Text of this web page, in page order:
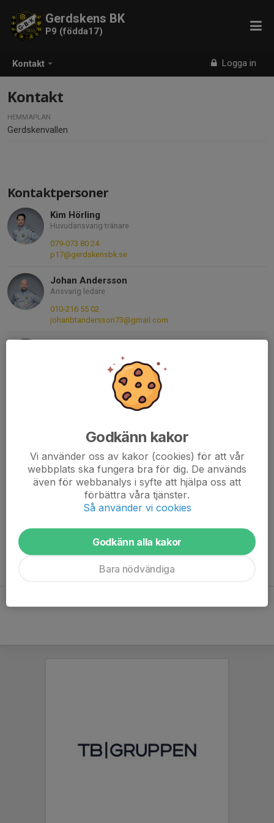
Kontakt Logga in
Gerdskens BK
P9 (födda17)
Kontakt
HEMMAPLAN
Gerdskenvallen
Kontaktpersoner
Kim Hörling
Huvudansvarig tränare
079-073 80 24
p17@gerdskensbk.se
Johan Andersson
Ansvarig ledare
010-216 55 02
johanbtandersson73@gmail.com
Administratör/ Ass. tränare
carolinepersson18@gmail.com
070-060 50 44
bark86@icloud.com
Mattias Svensson
Material- och målvaktsansvarig
0705592661
mattiassvensson83@gmail.com
Volontärer
Godkänn kakor
Vi använder oss av kakor (cookies) för att vår
webbplats ska fungera bra för dig. De används
även för webbanalys i syfte att hjälpa oss att
förbättra våra tjänster.
Så använder vi cookies
Godkänn alla kakor
Bara nödvändiga